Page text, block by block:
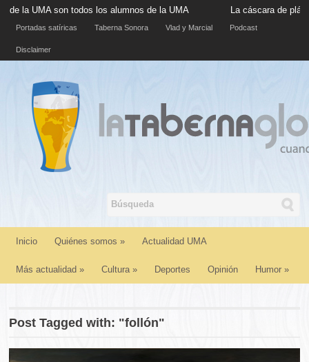
UMA son todos los alumnos de la UMA La cáscara de plátano
Portadas satíricas Taberna Sonora Vlad y Marcial Podcast
Disclaimer
Inicio Quiénes somos » Actualidad UMA
Más actualidad » Cultura» Deportes Opinión Humor »
Post Tagged with: "follón"